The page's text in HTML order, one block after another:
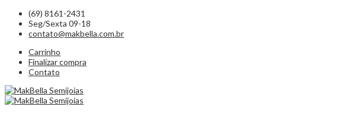
(69) 8161-2431
Seg/Sexta 09-18
contato@makbella.com.br
Carrinho
Finalizar compra
Contato